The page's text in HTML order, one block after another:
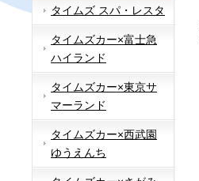
タイムズ スパ・レスタ
タイムズカー×富士急
ハイランド
タイムズカー×東京サ
マーランド
タイムズカー×西武園
ゆうえんち